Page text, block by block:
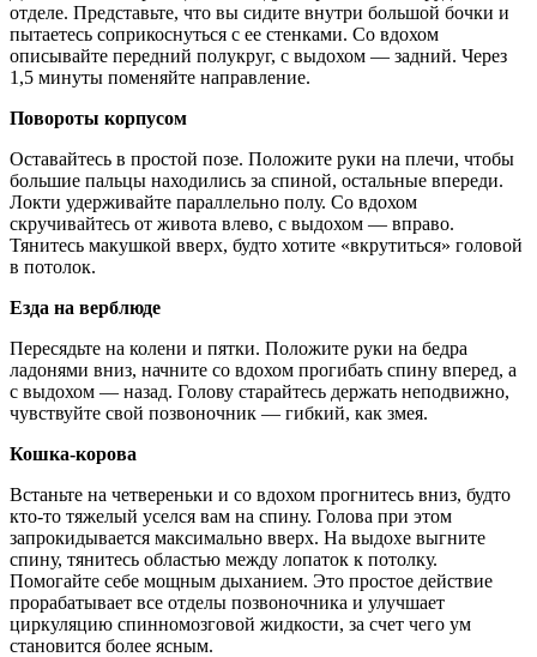
отделе. Представьте, что вы сидите внутри большой бочки и
пытаетесь соприкоснуться с ее стенками. Со вдохом
описывайте передний полукруг, с выдохом — задний. Через
1,5 минуты поменяйте направление.
Повороты корпусом
Оставайтесь в простой позе. Положите руки на плечи, чтобы
большие пальцы находились за спиной, остальные впереди.
Локти удерживайте параллельно полу. Со вдохом
скручивайтесь от живота влево, с выдохом — вправо.
Тянитесь макушкой вверх, будто хотите «вкрутиться» головой
в потолок.
Езда на верблюде
Пересядьте на колени и пятки. Положите руки на бедра
ладонями вниз, начните со вдохом прогибать спину вперед, а
с выдохом — назад. Голову старайтесь держать неподвижно,
чувствуйте свой позвоночник — гибкий, как змея.
Кошка-корова
Встаньте на четвереньки и со вдохом прогнитесь вниз, будто
кто-то тяжелый уселся вам на спину. Голова при этом
запрокидывается максимально вверх. На выдохе выгните
спину, тянитесь областью между лопаток к потолку.
Помогайте себе мощным дыханием. Это простое действие
прорабатывает все отделы позвоночника и улучшает
циркуляцию спинномозговой жидкости, за счет чего ум
становится более ясным.